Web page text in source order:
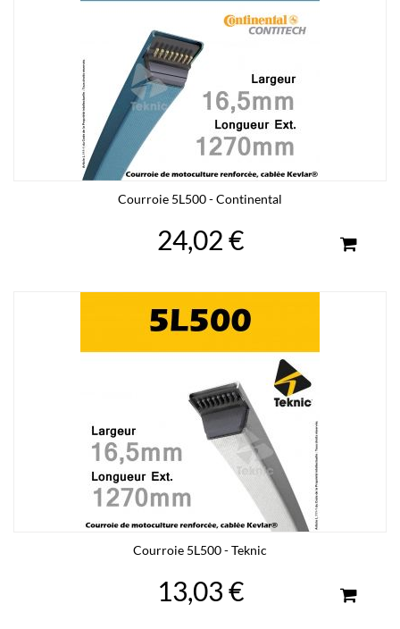
Courroie 5L500 - Continental
24,02 €
Courroie 5L500 - Teknic
13,03 €